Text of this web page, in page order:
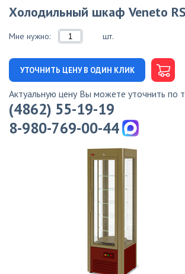
Холодильный шкаф Veneto
Мне нужно: шт.
УТОЧНИТЬ ЦЕНУ В ОДИН КЛИК
Актуальную цену Вы можете уточнить по
(4862) 55-19-19
8-980-769-00-44